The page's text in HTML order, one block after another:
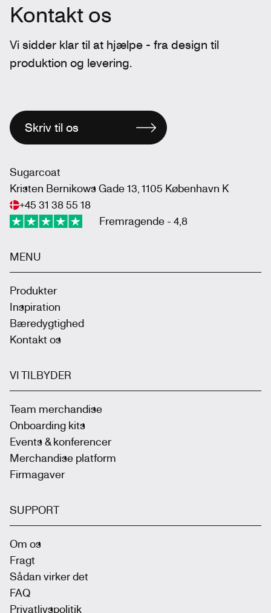
Kontakt os
Vi sidder klar til at hjælpe - fra design til
produktion og levering.
Skriv til os
Sugarcoat
Kristen Bernikows Gade 13, 1105 København K
+45 31 38 55 18
Fremragende - 4,8
MENU
Produkter
Inspiration
Bæredygtighed
Kontakt os
VI TILBYDER
Team merchandise
Onboarding kits
Events & konferencer
Merchandise platform
Firmagaver
SUPPORT
Om os
Fragt
Sådan virker det
FAQ
Privatlivspolitik